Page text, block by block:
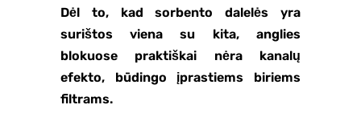
Dėl to, kad sorbento dalelės yra
surištos viena su kita, anglies
blokuose praktiškai nėra kanalų
efekto, būdingo įprastiems biriems
filtrams.